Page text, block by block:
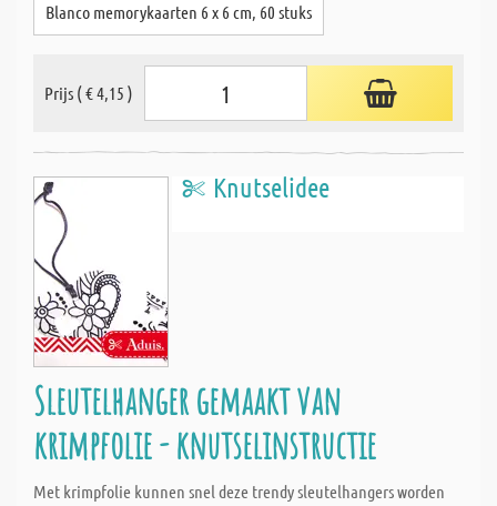
Blanco memorykaarten 6 x 6 cm, 60 stuks
Prijs ( € 4,15 )
Knutselidee
Sleutelhanger gemaakt van
krimpfolie - knutselinstructie
Met krimpfolie kunnen snel deze trendy sleutelhangers worden